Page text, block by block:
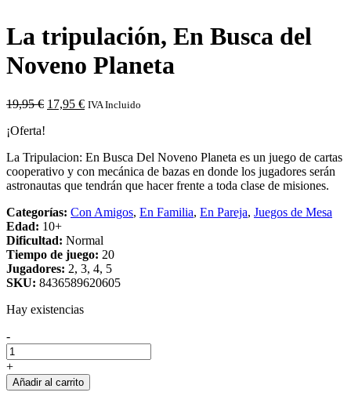
La tripulación, En Busca del
Noveno Planeta
19,95€ El
19,95 €.
17,95 €El
17,95 €.
IVA Incluido
¡Oferta!
La Tripulacion: En Busca Del Noveno Planeta es un juego de cartas
cooperativo y con mecánica de bazas en donde los jugadores serán
astronautas que tendrán que hacer frente a toda clase de misiones.
Categorías: Con Amigos, En Familia, En Pareja, Juegos de Mesa
Edad: 10+
Dificultad: Normal
Tiempo de juego: 20
Jugadores: 2, 3, 4, 5
SKU: 8436589620605
Hay existencias
Cantidad
de
La
tripulación,
En
-
+
Añadir al carrito